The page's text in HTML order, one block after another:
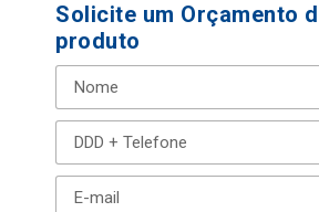
Solicite um Orçamento
produto